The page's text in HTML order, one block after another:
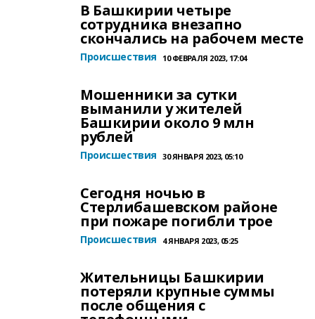
В Башкирии четыре
сотрудника внезапно
скончались на рабочем месте
Происшествия 10 ФЕВРАЛЯ 2023, 17:04
Мошенники за сутки
выманили у жителей
Башкирии около 9 млн
рублей
Происшествия 30 ЯНВАРЯ 2023, 05:10
Сегодня ночью в
Стерлибашевском районе
при пожаре погибли трое
Происшествия 4 ЯНВАРЯ 2023, 05:25
Жительницы Башкирии
потеряли крупные суммы
после общения с